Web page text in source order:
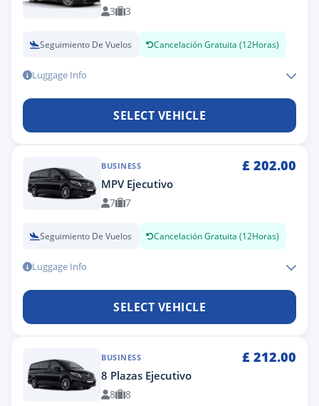
3 3
Seguimiento De Vuelos Cancelación Gratuita (12Horas)
Luggage Info
SELECT VEHICLE
BUSINESS £ 202.00
MPV Ejecutivo
7 7
Seguimiento De Vuelos Cancelación Gratuita (12Horas)
Luggage Info
SELECT VEHICLE
BUSINESS £ 212.00
8 Plazas Ejecutivo
8 8